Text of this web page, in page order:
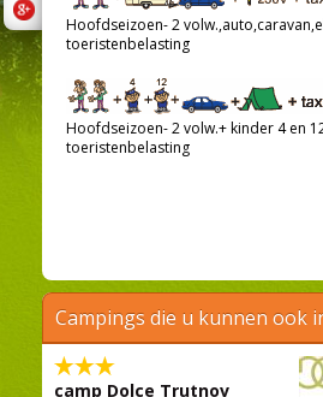
Hoofdseizoen- 2
toeristenbelasting
Hoofdseizoen- 2 volw.+ kinder 4 en
toeristenbelasting
Campings die u kunnen ook
camp Dolce Trutnov